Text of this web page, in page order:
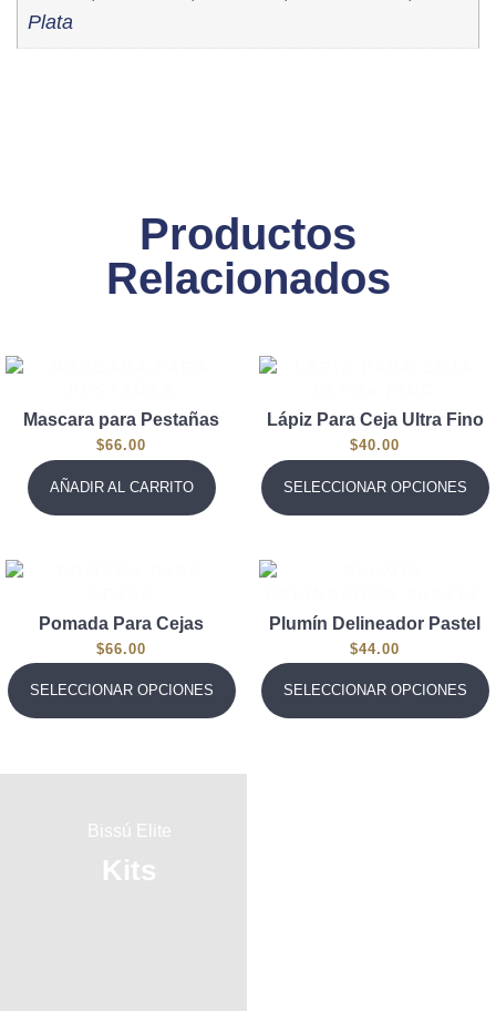
Plata
Productos
Relacionados
Mascara para Pestañas
$66.00
AÑADIR AL CARRITO
Lápiz Para Ceja Ultra Fino
$40.00
SELECCIONAR OPCIONES
Pomada Para Cejas
$66.00
SELECCIONAR OPCIONES
Plumín Delineador Pastel
$44.00
SELECCIONAR OPCIONES
Bissú Elite
Kits